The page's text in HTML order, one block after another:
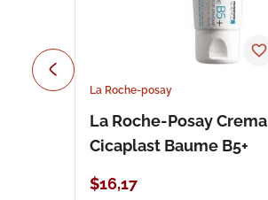
La Roche-posay
La Roche-Posay Crema
Cicaplast Baume B5+
$16,17